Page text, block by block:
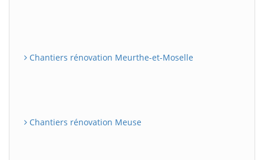
Chantiers rénovation Meurthe-et-Moselle
Chantiers rénovation Meuse